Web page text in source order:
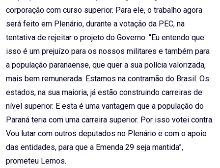
corporação com curso superior. Para ele, o trabalho agora
será feito em Plenário, durante a votação da PEC, na
tentativa de rejeitar o projeto do Governo. “Eu entendo que
isso é um prejuízo para os nossos militares e também para
a população paranaense, que quer a sua polícia valorizada,
mais bem remunerada. Estamos na contramão do Brasil. Os
estados, na sua maioria, já estão construindo carreiras de
nível superior. E esta é uma vantagem que a população do
Paraná teria com uma carreira superior. Por isso votei contra.
Vou lutar com outros deputados no Plenário e com o apoio
das entidades, para que a Emenda 29 seja mantida”,
prometeu Lemos.